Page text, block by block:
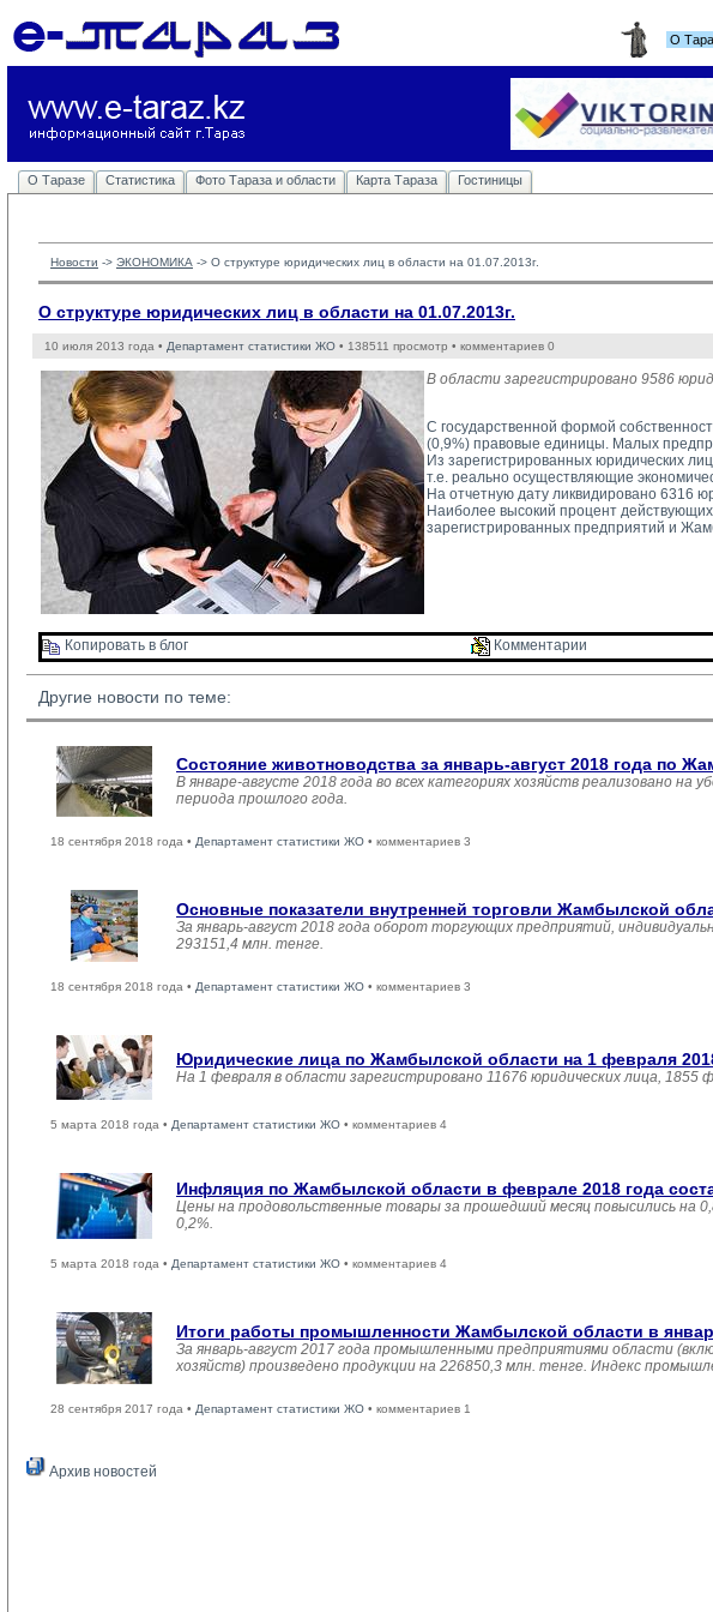
О
О Таразе Статистика Фото Тараза и области Карта Тараза Гостиницы
Новости -> ЭКОНОМИКА -> О структуре юридических лиц в области на 01.07.2013г.
О структуре юридических лиц в области на 01.07.2013г.
10 июля 2013 года • Департамент статистики ЖО • 138511 просмотр • комментариев 0
В области зарегистрировано 9586
С государственной формой
(0,9%) правовые единицы. Малых
Из зарегистрированных юридических
т.е. реально осуществляющие
На отчетную дату ликвидировано 6316
Наиболее высокий процент
зарегистрированных предприятий и
Копировать в блог Комментарии
Другие новости по теме:
Состояние животноводства за январь-август 2018 года по
В январе-августе 2018 года во всех категориях хозяйств реализовано
периода прошлого года.
18 сентября 2018 года • Департамент статистики ЖО • комментариев 3
Основные показатели внутренней торговли Жамбылской
За январь-август 2018 года оборот торгующих предприятий,
293151,4 млн. тенге.
18 сентября 2018 года • Департамент статистики ЖО • комментариев 3
Юридические лица по Жамбылской области на 1 февраля
На 1 февраля в области зарегистрировано 11676 юридических лица, 1855
5 марта 2018 года • Департамент статистики ЖО • комментариев 4
Инфляция по Жамбылской области в феврале 2018 года
Цены на продовольственные товары за прошедший месяц повысились на
0,2%.
5 марта 2018 года • Департамент статистики ЖО • комментариев 4
Итоги работы промышленности Жамбылской области в
За январь-август 2017 года промышленными предприятиями области
хозяйств) произведено продукции на 226850,3 млн. тенге. Индекс
28 сентября 2017 года • Департамент статистики ЖО • комментариев 1
Архив новостей